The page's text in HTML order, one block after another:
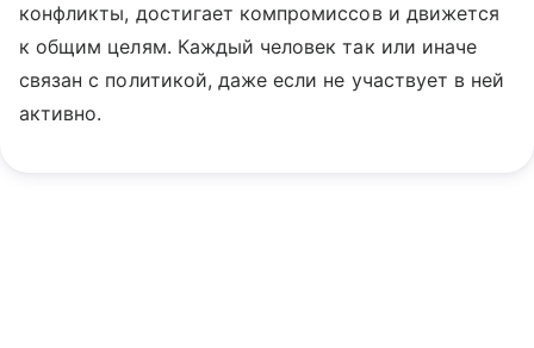
конфликты, достигает компромиссов и движется
к общим целям. Каждый человек так или иначе
связан с политикой, даже если не участвует в ней
активно.